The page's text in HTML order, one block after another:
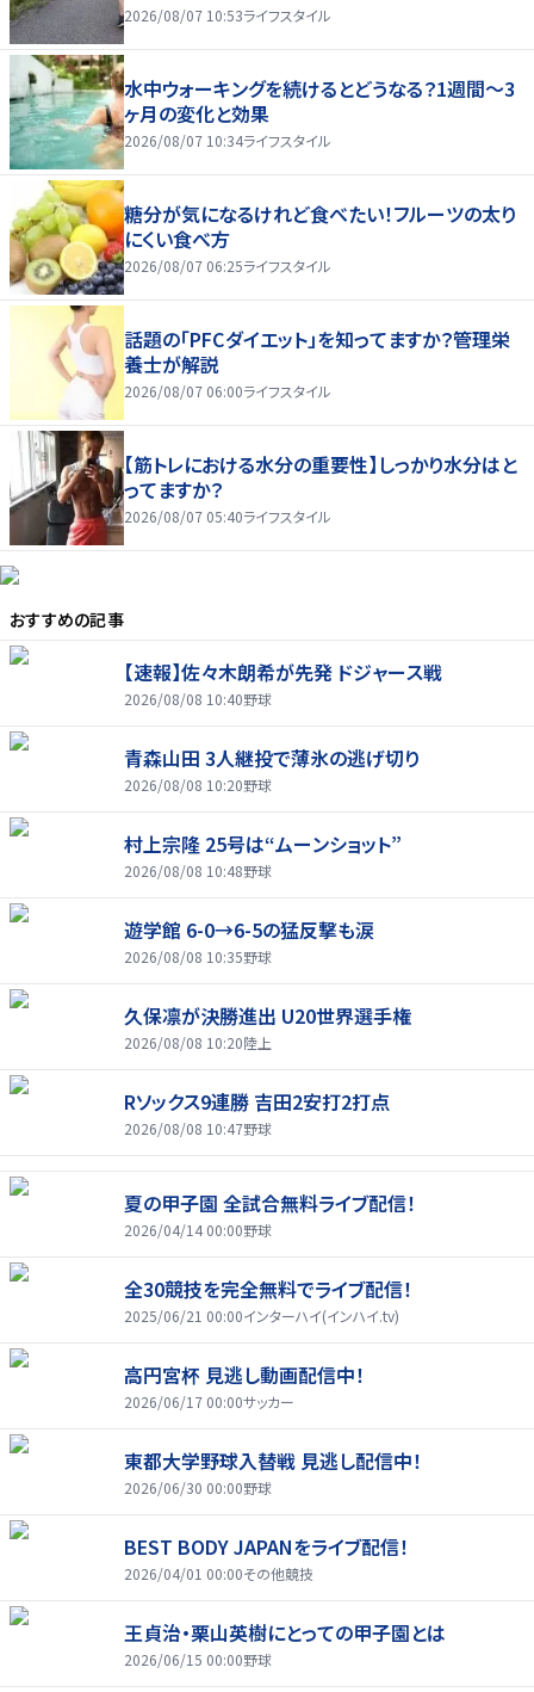
2026/08/07 10:53ライフスタイル
水中ウォーキングを続けるとどうなる？1週間～3
ヶ月の変化と効果
2026/08/07 10:34ライフスタイル
糖分が気になるけれど食べたい！フルーツの太り
にくい食べ方
2026/08/07 06:25ライフスタイル
話題の「PFCダイエット」を知ってますか？管理栄
養士が解説
2026/08/07 06:00ライフスタイル
【筋トレにおける水分の重要性】しっかり水分はと
ってますか？
2026/08/07 05:40ライフスタイル
おすすめの記事
【速報】佐々木朗希が先発 ドジャース戦
2026/08/08 10:40野球
青森山田 3人継投で薄氷の逃げ切り
2026/08/08 10:20野球
村上宗隆 25号は“ムーンショット”
2026/08/08 10:48野球
遊学館 6-0→6-5の猛反撃も涙
2026/08/08 10:35野球
久保凛が決勝進出 U20世界選手権
2026/08/08 10:20陸上
Rソックス9連勝 吉田2安打2打点
2026/08/08 10:47野球
夏の甲子園 全試合無料ライブ配信！
2026/04/14 00:00野球
全30競技を完全無料でライブ配信！
2025/06/21 00:00インターハイ(インハイ.tv)
高円宮杯 見逃し動画配信中！
2026/06/17 00:00サッカー
東都大学野球入替戦 見逃し配信中！
2026/06/30 00:00野球
BEST BODY JAPANをライブ配信！
2026/04/01 00:00その他競技
王貞治・栗山英樹にとっての甲子園とは
2026/06/15 00:00野球